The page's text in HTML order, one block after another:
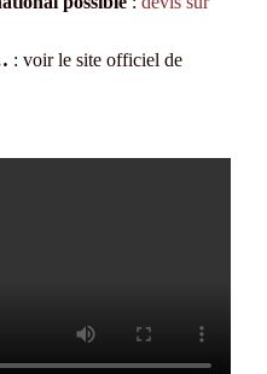
: voir le site officiel de